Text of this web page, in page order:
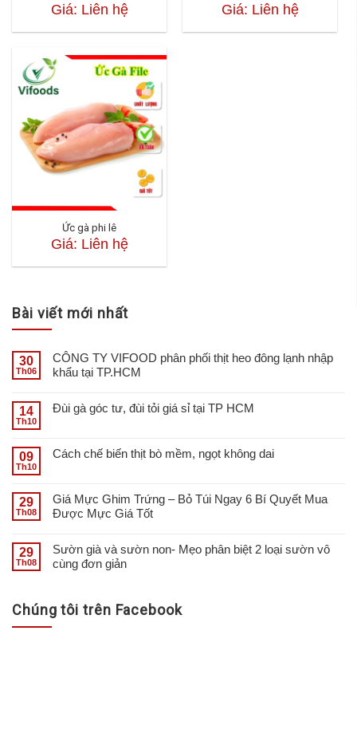
Giá: Liên hệ Giá: Liên hệ
Ức gà phi lê
Giá: Liên hệ
Bài viết mới nhất
30
Th06
CÔNG TY VIFOOD phân phối thịt heo đông lạnh nhập
khẩu tại TP.HCM
14
Th10
Đùi gà góc tư, đùi tỏi giá sỉ tại TP HCM
09
Th10
Cách chế biến thịt bò mềm, ngọt không dai
29
Th08
Giá Mực Ghim Trứng – Bỏ Túi Ngay 6 Bí Quyết Mua
Được Mực Giá Tốt
29
Th08
Sườn già và sườn non- Mẹo phân biệt 2 loại sườn vô
cùng đơn giản
Chúng tôi trên Facebook